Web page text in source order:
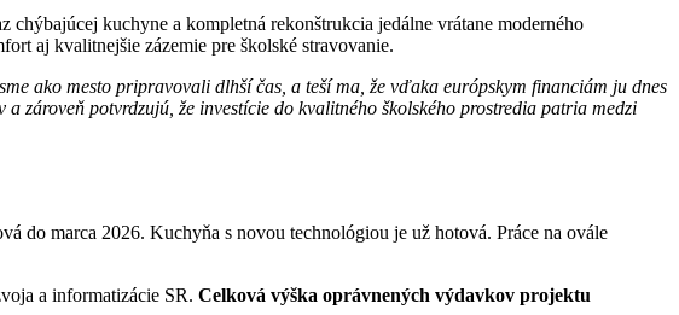
kuchyne a kompletná rekonštrukcia jedálne vrátane moderného
aj kvalitnejšie zázemie pre školské stravovanie.
ako mesto pripravovali dlhší čas, a teší ma, že vďaka európskym financiám ju dnes
zároveň potvrdzujú, že investície do kvalitného školského prostredia patria medzi
do marca 2026. Kuchyňa s novou technológiou je už hotová. Práce na ovále
a informatizácie SR. Celková výška oprávnených výdavkov projektu